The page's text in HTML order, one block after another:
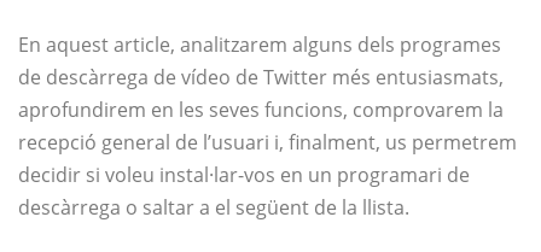
En aquest article, analitzarem alguns dels programes
de descàrrega de vídeo de Twitter més entusiasmats,
aprofundirem en les seves funcions, comprovarem la
recepció general de l’usuari i, finalment, us permetrem
decidir si voleu instal·lar-vos en un programari de
descàrrega o saltar a el següent de la llista.